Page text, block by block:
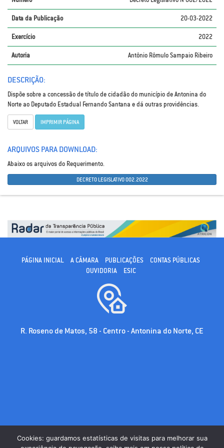
Data da Publicação 20-03-2022
Exercício 2022
Autoria Antônio Rômulo Sampaio Ribeiro
DESCRIÇÃO:
Dispõe sobre a concessão de título de cidadão do município de Antonina do
Norte ao Deputado Estadual Fernando Santana e dá outras providências.
VOLTAR IMPRIMIR PÁGINA
ARQUIVOS PARA DOWNLOAD:
Abaixo os arquivos do Requerimento.
DECRETO LEGISLATIVO 002.2022
PÁGINA INICIAL A CÂMARA PUBLICAÇÕES
CONTAS PÚBLICAS
OUVIDORIA
ESIC
R. Roseno de Matos, 58 - Centro - Antonina do Norte, CE
Cookies: guardamos estatísticas de visitas para melhorar sua